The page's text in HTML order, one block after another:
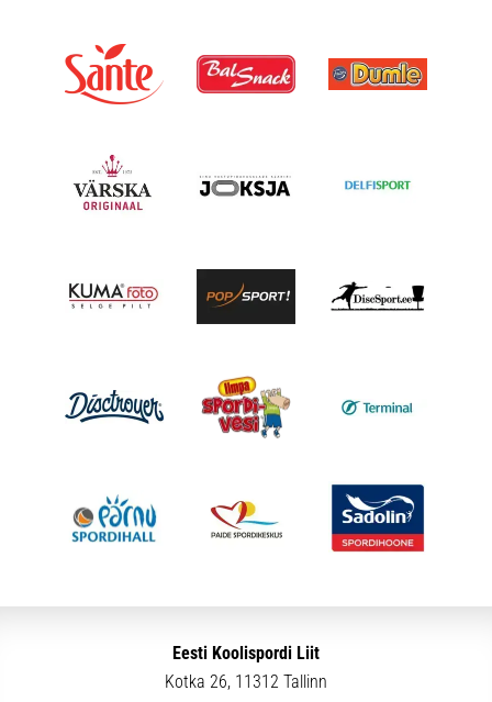
Eesti Koolispordi Liit
Kotka 26, 11312 Tallinn